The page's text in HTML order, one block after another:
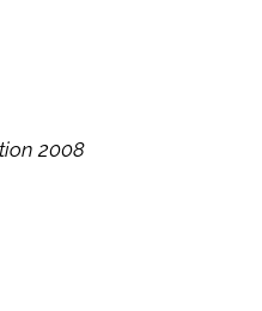
2008